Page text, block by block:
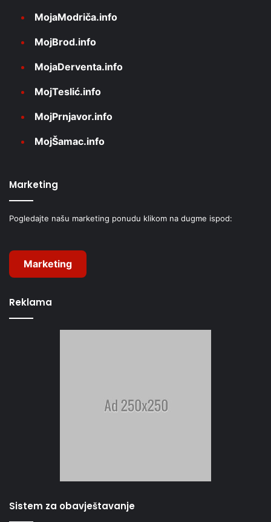
MojaModriča.info
MojBrod.info
MojaDerventa.info
MojTeslić.info
MojPrnjavor.info
MojŠamac.info
Marketing
Pogledajte našu marketing ponudu klikom na dugme ispod:
Marketing
Reklama
Sistem za obavještavanje